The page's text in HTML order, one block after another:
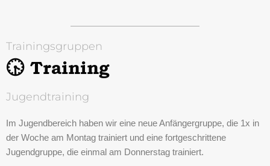
Trainingsgruppen
🕟 Training
Jugendtraining
Im Jugendbereich haben wir eine neue Anfängergruppe, die 1x in
der Woche am Montag trainiert und eine fortgeschrittene
Jugendgruppe, die einmal am Donnerstag trainiert.